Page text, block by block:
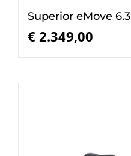
Superior eMove 6.3
€ 2.349,00